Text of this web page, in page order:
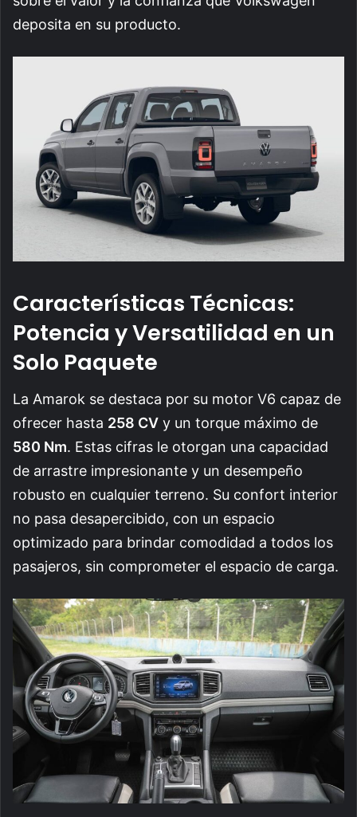
deposita en su producto.
Características Técnicas:
Potencia y Versatilidad en un
Solo Paquete
La Amarok se destaca por su motor V6 capaz de
ofrecer hasta 258 CV y un torque máximo de
580 Nm. Estas cifras le otorgan una capacidad
de arrastre impresionante y un desempeño
robusto en cualquier terreno. Su confort interior
no pasa desapercibido, con un espacio
optimizado para brindar comodidad a todos los
pasajeros, sin comprometer el espacio de carga.